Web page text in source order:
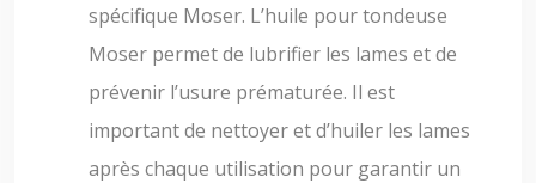
spécifique Moser. L’huile pour tondeuse
Moser permet de lubrifier les lames et de
prévenir l’usure prématurée. Il est
important de nettoyer et d’huiler les lames
après chaque utilisation pour garantir un